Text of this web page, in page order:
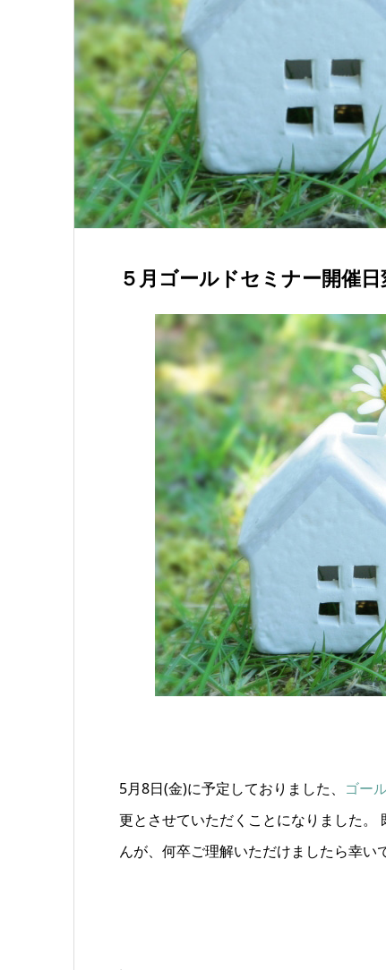
５月ゴールドセミナー開催
5月8日(金)に予定しておりました、 ゴー
更とさせていただくことになりました
んが、何卒ご理解いただけましたら幸い